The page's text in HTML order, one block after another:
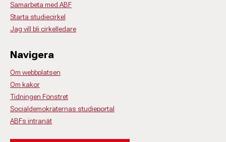
Samarbeta med ABF
Starta studiecirkel
Jag vill bli cirkelledare
Navigera
Om webbplatsen
Om kakor
Tidningen Fönstret
Socialdemokraternas studieportal
ABFs intranät